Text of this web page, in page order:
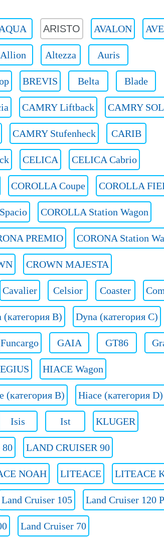
AQUA ARISTO AVALON
Allion Altezza Auris
BREVIS Belta Blade
CAMRY Liftback CAMRY
CAMRY Stufenheck CARIB
CELICA CELICA Cabrio
COROLLA Coupe COROLLA
COROLLA Station Wagon
PREMIO CORONA Station
CROWN MAJESTA
Cavalier Celsior Coaster
(категория B) Dyna (категория C)
Funcargo GAIA GT86
HIACE Wagon
(категория B) Hiace (категория D)
Isis Ist KLUGER
80 LAND CRUISER 90
NOAH LITEACE LITEACE
Land Cruiser 105 Land Cruiser 120
Land Cruiser 70